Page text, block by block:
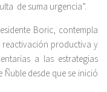
de suma urgencia”.
Boric, contempla
productiva y
a las estrategias
desde que se inició